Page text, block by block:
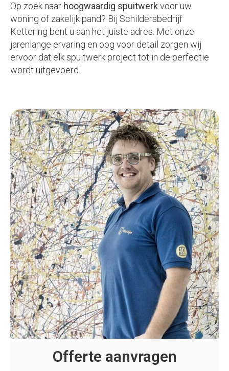
Op zoek naar hoogwaardig spuitwerk voor uw
woning of zakelijk pand? Bij Schildersbedrijf
Kettering bent u aan het juiste adres. Met onze
jarenlange ervaring en oog voor detail zorgen wij
ervoor dat elk spuitwerk project tot in de perfectie
wordt uitgevoerd.
Offerte aanvragen